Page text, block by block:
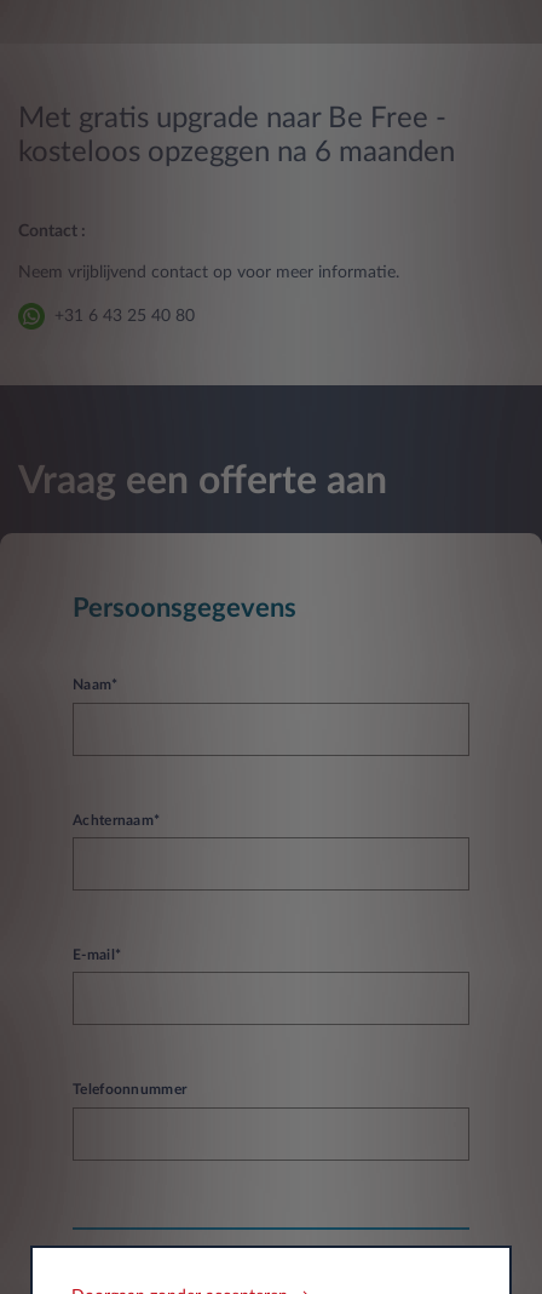
Met gratis upgrade naar Be Free -
kosteloos opzeggen na 6 maanden
Contact :
Neem vrijblijvend contact op voor meer informatie.
+31 6 43 25 40 80
Vraag een offerte aan
Persoonsgegevens
Naam*
Achternaam*
E-mail*
Telefoonnummer